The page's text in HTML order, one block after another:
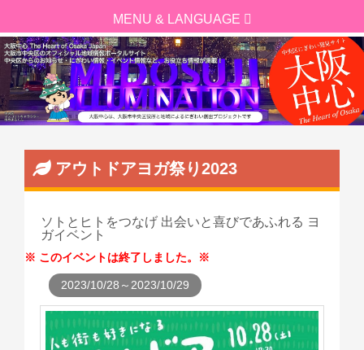
アウトドアヨガ祭り2023
ソトとヒトをつなげ 出会いと喜びであふれる ヨ
ガイベント
このイベントは終了しました。
2023/10/28～2023/10/29